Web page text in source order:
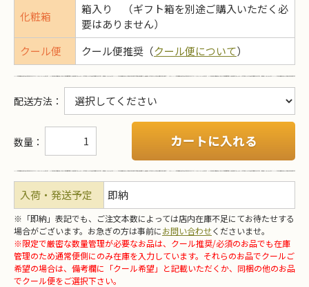
化粧箱
箱入り （ギフト箱を別途ご購入いただく必
要はありません）
クール便
クール便推奨（クール便について）
配送方法 ：
数量： カートに入れる
入荷・発送予定 即納
※「即納」表記でも、ご注文本数によっては店内在庫不足にてお待たせする
場合がございます。お急ぎの方は事前にお問い合わせくださいませ。
※限定で厳密な数量管理が必要なお品は、クール推奨/必須のお品でも在庫
管理のため通常便側にのみ在庫を入力しています。それらのお品でクールご
希望の場合は、備考欄に「クール希望」と記載いただくか、同梱の他のお品
でクール便をご選択下さい。